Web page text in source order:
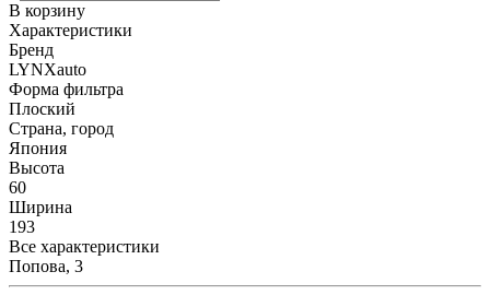
В корзину
Характеристики
Бренд
LYNXauto
Форма фильтра
Плоский
Страна, город
Япония
Высота
60
Ширина
193
Все характеристики
Попова, 3